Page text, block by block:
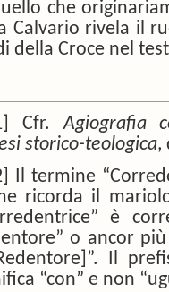
che
Calvario rivela il
della Croce nel
Cfr.Agiografia
storico-teologica,
Il termine
ricorda il
è
o ancor
Il
“con” e non